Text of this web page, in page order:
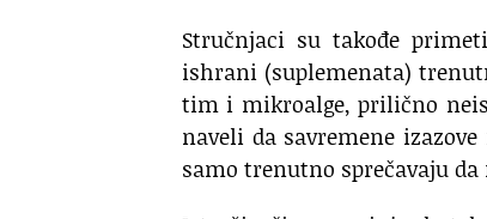
Stručnjaci su takođe
ishrani (suplemenata)
tim i mikroalge, prilično
naveli da savremene
samo trenutno sprečavaju